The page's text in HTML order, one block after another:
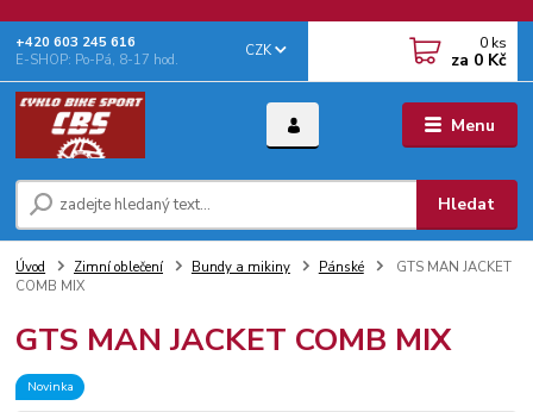
Menu
CZK
Hledat
+‭420 603 245 616‬
E-SHOP: Po-Pá, 8-17 hod.
0 ks
za 0 Kč
Úvod Zimní oblečení Bundy a mikiny Pánské
GTS MAN JACKET
COMB MIX
GTS MAN JACKET COMB MIX
Novinka